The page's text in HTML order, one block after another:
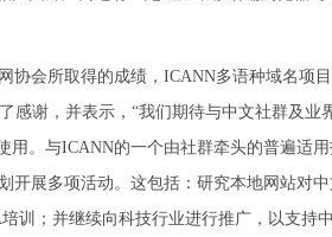
协会所取得的成绩，ICANN多语种域名项
了感谢，并表示，“我们期待与中文社群及
用。与ICANN的一个由社群牵头的普遍适
开展多项活动。这包括：研究本地网站对
训；并继续向科技行业进行推广，以支持